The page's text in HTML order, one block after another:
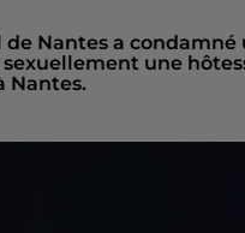
Nantes a
une
Nantes.